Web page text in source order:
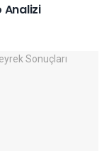
Analizi